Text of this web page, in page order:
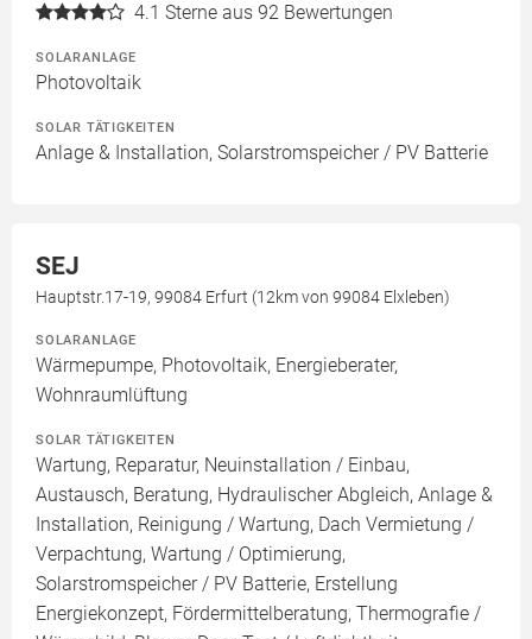
4.1 Sterne aus 92 Bewertungen
SOLARANLAGE
Photovoltaik
SOLAR TÄTIGKEITEN
Anlage & Installation, Solarstromspeicher / PV Batterie
SEJ
Hauptstr.17-19, 99084 Erfurt (12km von 99084 Elxleben)
SOLARANLAGE
Wärmepumpe, Photovoltaik, Energieberater,
Wohnraumlüftung
SOLAR TÄTIGKEITEN
Wartung, Reparatur, Neuinstallation / Einbau,
Austausch, Beratung, Hydraulischer Abgleich, Anlage &
Installation, Reinigung / Wartung, Dach Vermietung /
Verpachtung, Wartung / Optimierung,
Solarstromspeicher / PV Batterie, Erstellung
Energiekonzept, Fördermittelberatung, Thermografie /